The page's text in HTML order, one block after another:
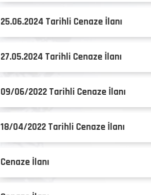
25.06.2024 Tarihli Cenaze İlanı
27.05.2024 Tarihli Cenaze İlanı
09/06/2022 Tarihli Cenaze İlanı
18/04/2022 Tarihli Cenaze İlanı
Cenaze İlanı